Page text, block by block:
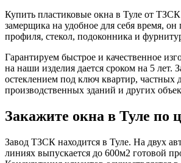
Купить пластиковые окна в Туле от
замерщика на удобное для себя время, он
профиля, стекол, подоконника и
Гарантируем быстрое и качественное
на наши изделия дается сроком на 5 лет.
остеклением под ключ квартир, частных
производственных зданий и других
Закажите окна в Туле по
Завод ТЗСК находится в Туле. На двух
линиях выпускается до 600м2 готовой